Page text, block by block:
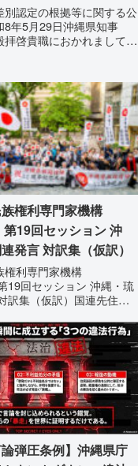
別認定の根拠等に関する公
8年5月29日沖縄県知事
拝啓貴職におかれまして
うにあたり、沖縄県行政手
で定められた...
権利専門家機構
第19回セッション 沖
発言 対訳集（仮訳）
権利専門家機構
19回セッション 沖縄・琉
訳集（仮訳）国連先住民
れた、沖縄・琉球の先住民
（有機フッ素化合物）問
、伝統文化（...
論弾圧条例】沖縄県庁